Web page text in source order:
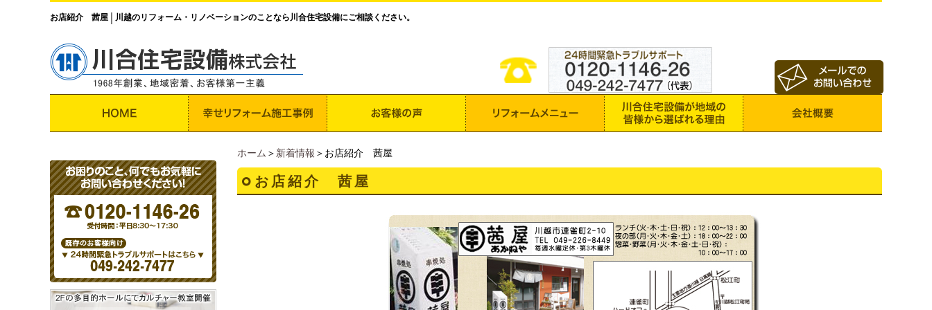
お店紹介 茜屋 川越のリフォーム・リノベーションのことなら川合住宅設備にご相談ください。
ホーム ＞ 新着情報 ＞お店紹介 茜屋
お店紹介 茜屋